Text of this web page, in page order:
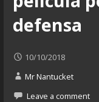
defensa
10/10/2018
Mr Nantucket
Leave a comment